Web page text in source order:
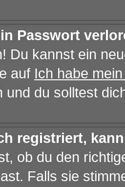
Passwort
Du kannst ein
auf Ich habe
und du solltest
registriert,
ob du den
Falls sie